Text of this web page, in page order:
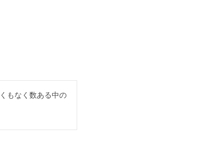
もなく数ある中の